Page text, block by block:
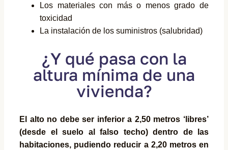
Los materiales con más o menos grado de
toxicidad
La instalación de los suministros (salubridad)
¿Y qué pasa con la
altura mínima de una
vivienda?
El alto no debe ser inferior a 2,50 metros ‘libres’
(desde el suelo al falso techo) dentro de las
habitaciones, pudiendo reducir a 2,20 metros en